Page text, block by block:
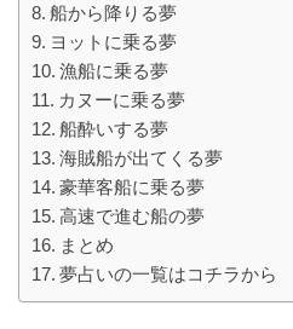
船から降りる夢
ヨットに乗る夢
漁船に乗る夢
カヌーに乗る夢
船酔いする夢
海賊船が出てくる夢
豪華客船に乗る夢
高速で進む船の夢
まとめ
夢占いの一覧はコチラから